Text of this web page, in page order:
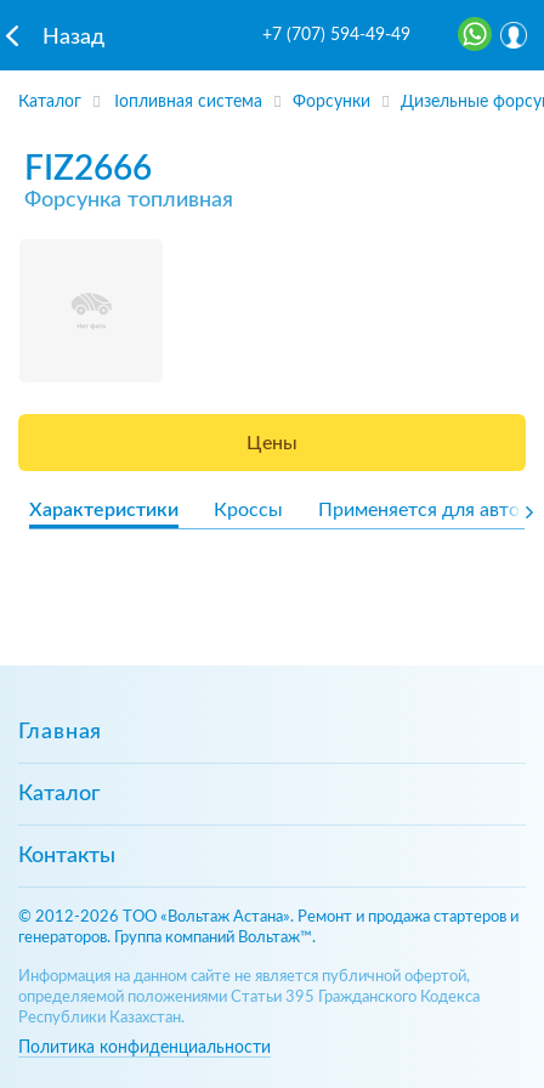
Назад +7 (707) 594-49-49
Каталог Топливная система Форсунки Дизельные
FIZ2666
Форсунка топливная
Цены
Характеристики Кроссы Применяется для авто
Главная
Каталог
Контакты
© 2012-2026 ТОО «Вольтаж Астана». Ремонт и продажа стартеров и
генераторов. Группа компаний Вольтаж™.
Информация на данном сайте не является публичной офертой,
определяемой положениями Статьи 395 Гражданского Кодекса
Республики Казахстан.
Политика конфиденциальности